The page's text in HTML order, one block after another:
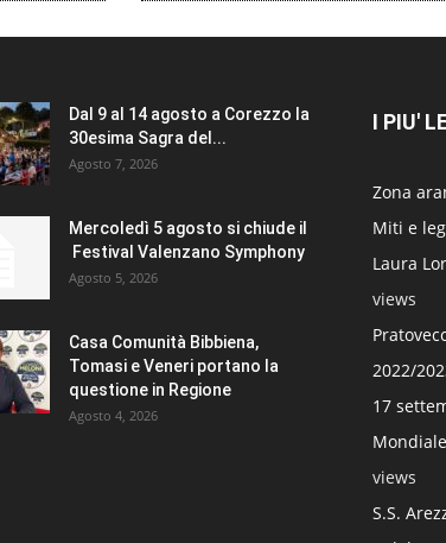
Dal 9 al 14 agosto a Corezzo la
30esima Sagra del...
Agosto 7, 2026
Mercoledì 5 agosto si chiude il
Festival Valenzano Symphony
Agosto 5, 2026
Casa Comunità Bibbiena,
Tomasi e Veneri portano la
questione in Regione
Agosto 4, 2026
I PIU'
Zona
Miti e
Laura
views
2022/
17
views
S.S.